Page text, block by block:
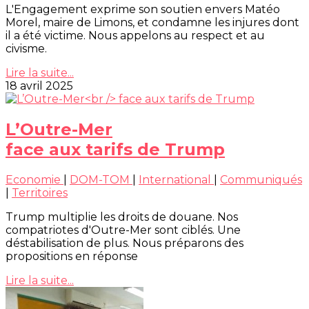
L'Engagement exprime son soutien envers Matéo
Morel, maire de Limons, et condamne les injures dont
il a été victime. Nous appelons au respect et au
civisme.
Lire la suite...
18 avril 2025
L’Outre-Mer
face aux tarifs de Trump
Economie DOM-TOM International
Communiqués
Territoires
Trump multiplie les droits de douane. Nos
compatriotes d'Outre-Mer sont ciblés. Une
déstabilisation de plus. Nous préparons des
propositions en réponse
Lire la suite...